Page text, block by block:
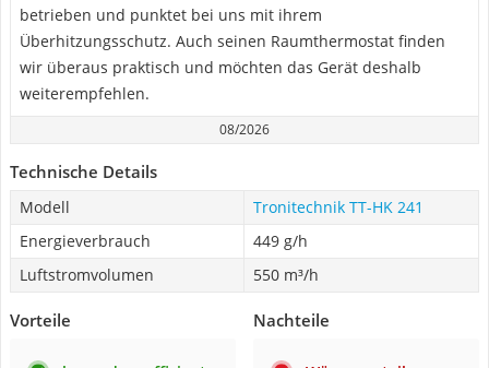
betrieben und punktet bei uns mit ihrem
Überhitzungsschutz. Auch seinen Raumthermostat finden
wir überaus praktisch und möchten das Gerät deshalb
weiterempfehlen.
08/2026
Technische Details
Modell
Tronitechnik TT-HK 241
Energieverbrauch
449 g/h
Luftstromvolumen
550 m³/h
Vorteile Nachteile